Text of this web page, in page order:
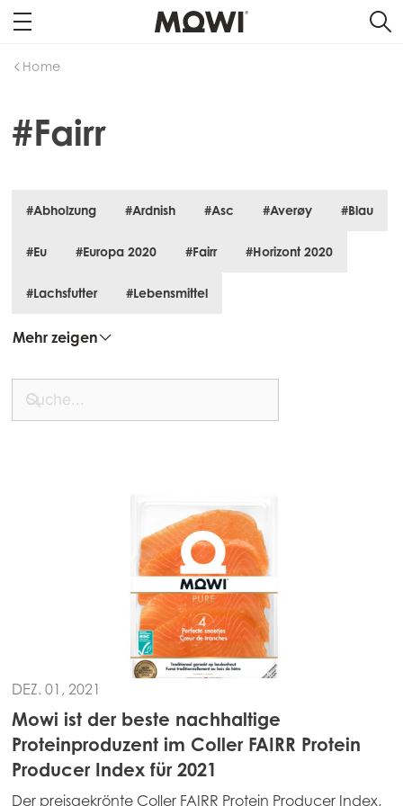
Asia
Mowi Belgium (FR)
Mowi Belgium (NL)
Mowi Czechia (EN)
Mowi Faroe Islands
Home
#Fairr
#Abholzung #Ardnish #Asc #Averøy #Blau
#Eu #Europa 2020 #Fairr #Horizont 2020
#Lachsfutter #Lebensmittel
Mehr zeigen
DEZ. 01, 2021
Mowi ist der beste nachhaltige
Proteinproduzent im Coller FAIRR Protein
Producer Index für 2021
Der preisgekrönte Coller FAIRR Protein Producer Index,